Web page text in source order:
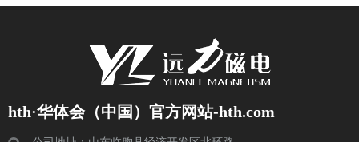
hth·华体会（中国）官方网站-hth.com